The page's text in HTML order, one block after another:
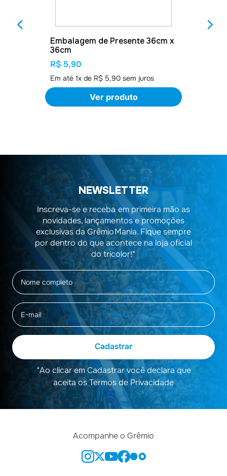
Embalagem de Presente 36cm x
36cm
R$ 5,90
Em até 1x de R$ 5,90 sem juros
Ver produto
NEWSLETTER
Inscreva-se e receba em primeira mão as
novidades, lançamentos e promoções
exclusivas da GrêmioMania. Fique sempre
por dentro do que acontece na loja oficial
do tricolor!*
Cadastrar
*Ao clicar em Cadastrar você declara que
aceita os Termos de Privacidade
Acompanhe o Grêmio